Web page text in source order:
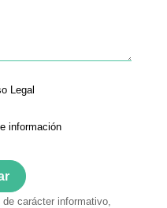
Legal
información
carácter informativo,